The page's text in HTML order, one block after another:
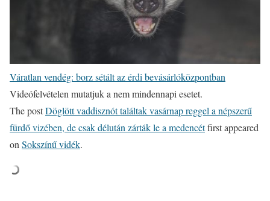
Váratlan vendég: borz sétált az érdi bevásárlóközpontban
Videófelvételen mutatjuk a nem mindennapi esetet.
The postDöglött vaddisznót találtak vasárnap reggel a népszerű
fürdő vizében, de csak délután zárták le a medencétfirst appeared
on Sokszínű vidék.